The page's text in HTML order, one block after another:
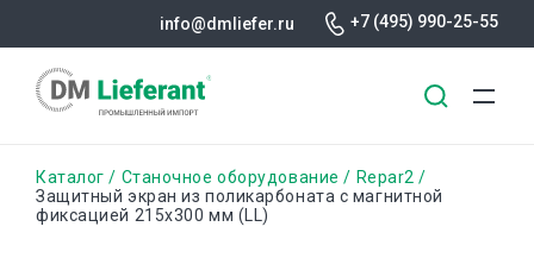
основному
info@dmliefer.ru +7 (495) 990-25-55
Строка
навигации
Каталог Станочное оборудование
Repar2
Защитный экран из поликарбоната с магнитной
фиксацией 215x300 мм (LL)